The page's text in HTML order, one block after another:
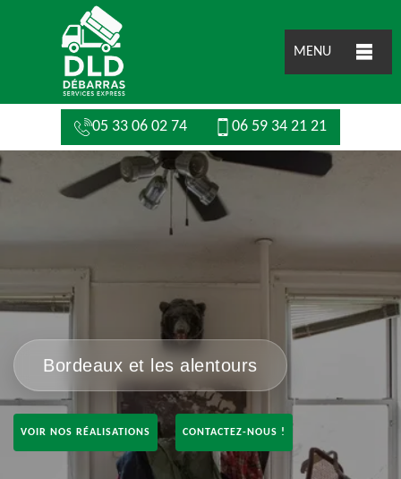
MENU
05 33 06 02 74 06 59 34 21 21
Bordeaux et les alentours
VOIR NOS RÉALISATIONS CONTACTEZ-NOUS !